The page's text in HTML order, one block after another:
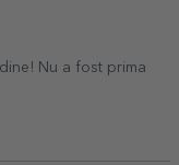
Nu a fost prima